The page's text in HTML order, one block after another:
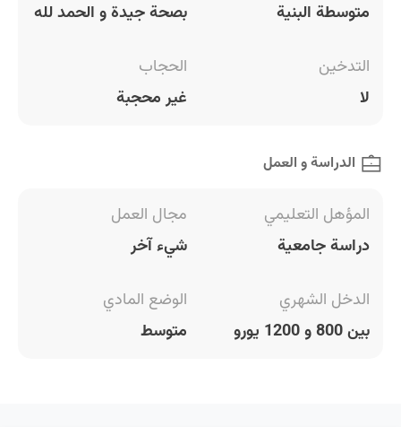
متوسطة البنية
بصحة جيدة و الحمد لله
التدخين
لا
الحجاب
غير محجبة
الدراسة و العمل
المؤهل التعليمي
دراسة جامعية
مجال العمل
شيء آخر
الدخل الشهري
بين 800 و 1200 يورو
الوضع المادي
متوسط